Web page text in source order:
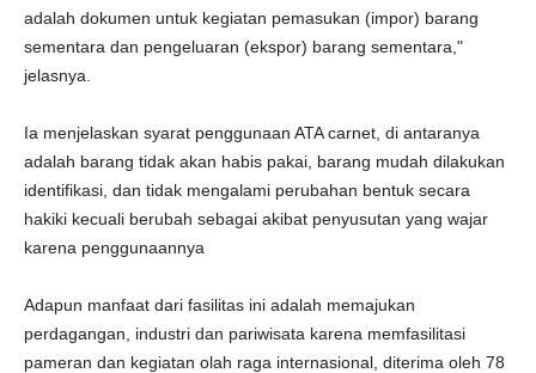
adalah dokumen untuk kegiatan pemasukan (impor) barang
sementara dan pengeluaran (ekspor) barang sementara,"
jelasnya.
Ia menjelaskan syarat penggunaan ATA carnet, di antaranya
adalah barang tidak akan habis pakai, barang mudah dilakukan
identifikasi, dan tidak mengalami perubahan bentuk secara
hakiki kecuali berubah sebagai akibat penyusutan yang wajar
karena penggunaannya
Adapun manfaat dari fasilitas ini adalah memajukan
perdagangan, industri dan pariwisata karena memfasilitasi
pameran dan kegiatan olah raga internasional, diterima oleh 78